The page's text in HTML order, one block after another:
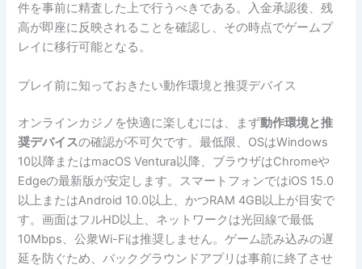
件を事前に精査した上で行うべきである。入金承認後、残
高が即座に反映されることを確認し、その時点でゲームプ
レイに移行可能となる。
プレイ前に知っておきたい動作環境と推奨デバイス
オンラインカジノを快適に楽しむには、まず動作環境と推
奨デバイスの確認が不可欠です。最低限、OSはWindows
10以降またはmacOS Ventura以降、ブラウザはChromeや
Edgeの最新版が安定します。スマートフォンではiOS 15.0
以上またはAndroid 10.0以上、かつRAM 4GB以上が目安で
す。画面はフルHD以上、ネットワークは光回線で最低
10Mbps、公衆Wi-Fiは推奨しません。ゲーム読み込みの遅
延を防ぐため、バックグラウンドアプリは事前に終了させ